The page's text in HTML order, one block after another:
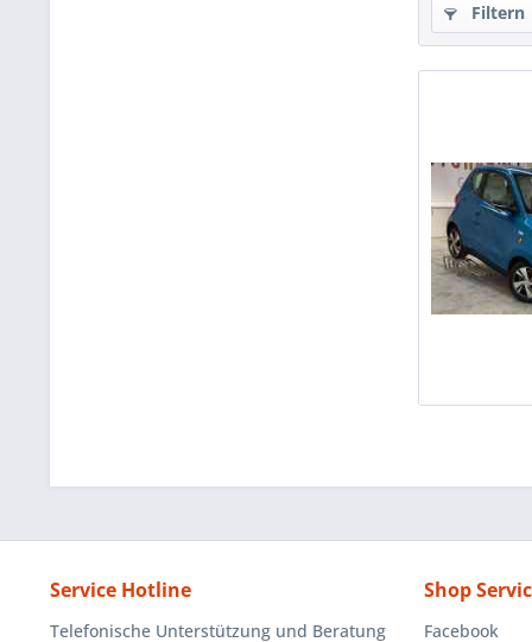
Filtern
Service Hotline
Telefonische Unterstützung und Beratung
Shop
Facebook